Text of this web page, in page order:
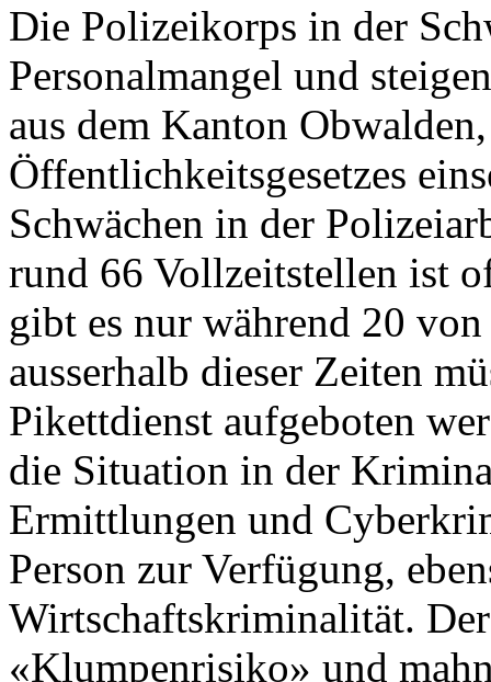
Die Polizeikorps in der
Personalmangel und
aus dem Kanton
Öffentlichkeitsgesetzes
Schwächen in der
rund 66 Vollzeitstellen ist
gibt es nur während 20
ausserhalb dieser Zeiten
Pikettdienst aufgeboten
die Situation in der
Ermittlungen und
Person zur Verfügung,
Wirtschaftskriminalität.
«Klumpenrisiko» und